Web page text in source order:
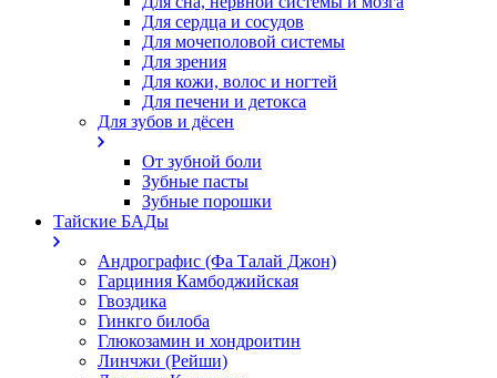
Для сердца и сосудов
Для мочеполовой системы
Для зрения
Для кожи, волос и ногтей
Для печени и детокса
Для зубов и дёсен
От зубной боли
Зубные пасты
Зубные порошки
Тайские БАДы
Андрографис (Фа Талай Джон)
Гарциния Камбоджийская
Гвоздика
Гинкго билоба
Глюкозамин и хондроитин
Линчжи (Рейши)